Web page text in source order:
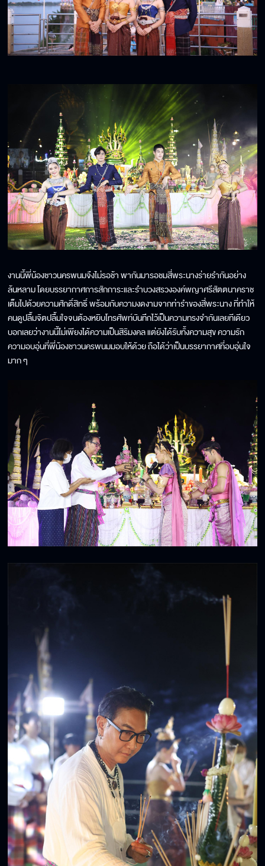
งานนี้พี่น้องชาวนครพนมจึงไม่รอช้า พากันมารอชมสี่พระนางร่ายรำกันอย่าง
ล้นหลาม โดยบรรยากาศการสักการะและรำบวงสรวงองค์พญาศรีสัตตนาคราช
เต็มไปด้วยความศักดิ์สิทธิ์ พร้อมกับความงดงามจากท่ารำของสี่พระนาง ที่ทำให้
คนดูปลื้มจิตปลื้มใจจนต้องหยิบโทรศัพท์บันทึกไว้เป็นความทรงจำกันเลยทีเดียว
บอกเลยว่างานนี้ไม่เพียงได้ความเป็นสิริมงคล แต่ยังได้รับทั้งความสุข ความรัก
ความอบอุ่นที่พี่น้องชาวนครพนมมอบให้ด้วย ถือได้ว่าเป็นบรรยากาศที่อบอุ่นใจ
มาก ๆ